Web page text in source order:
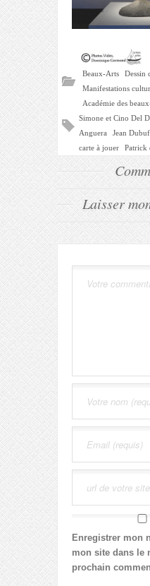
Beaux-Arts Dessin
Manifestations
Académie des
Simone et Cino Del
Anguera
Jean
carte à jouer
Patrick
Laisser
Enregistrer mon
mon site dans le
prochain